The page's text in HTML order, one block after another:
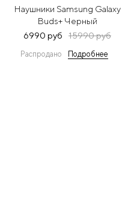
Наушники Samsung Galaxy
Buds+ Черный
6990 руб
15990 руб
Распродано Подробнее